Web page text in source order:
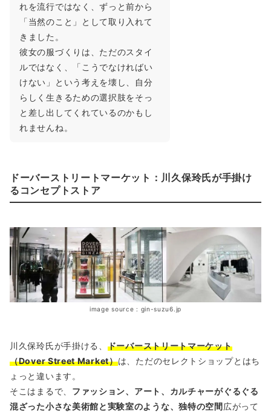
れを流行ではなく、ずっと前から
「当然のこと」として取り入れて
きました。
彼女の服づくりは、ただのスタイ
ルではなく、「こうでなければい
けない」という考えを壊し、自分
らしく生きるための選択肢をそっ
と差し出してくれているのかもし
れませんね。
ドーバーストリートマーケット：川久保玲氏が手掛け
るコンセプトストア
image source : gin-suzu6.jp
川久保玲氏が手掛ける、 ドーバーストリートマーケット
（Dover Street Market）は、ただのセレクトショップとはち
ょっと違います。
そこはまるで、 ファッション、アート、カルチャーがぐるぐる
混ざった小さな美術館と実験室のような、独特の空間広がって